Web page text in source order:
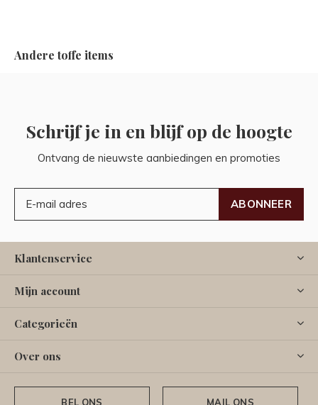
Andere toffe items
Schrijf je in en blijf op de hoogte
Ontvang de nieuwste aanbiedingen en promoties
ABONNEER
Klantenservice
Mijn account
Categorieën
Over ons
BEL ONS MAIL ONS